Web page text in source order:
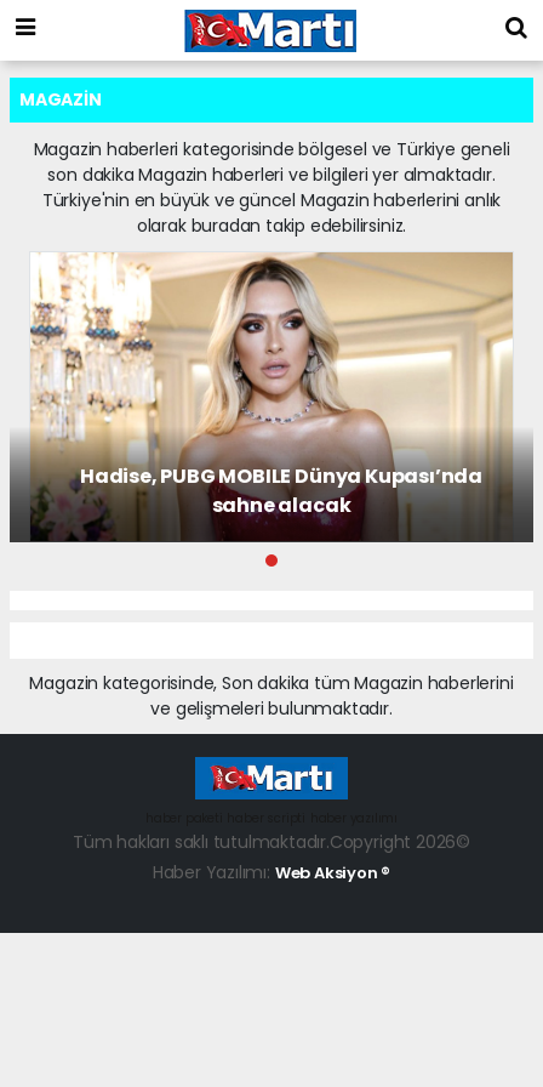
MAGAZIN
Magazin haberleri kategorisinde bölgesel ve Türkiye geneli
son dakika Magazin haberleri ve bilgileri yer almaktadır.
Türkiye'nin en büyük ve güncel Magazin haberlerini anlık
olarak buradan takip edebilirsiniz.
Hadise, PUBG MOBILE Dünya Kupası’nda
sahne alacak
Magazin kategorisinde, Son dakika tüm Magazin haberlerini
ve gelişmeleri bulunmaktadır.
Tüm hakları saklı tutulmaktadır.Copyright 2026©
Haber Yazılımı: Web Aksiyon ®